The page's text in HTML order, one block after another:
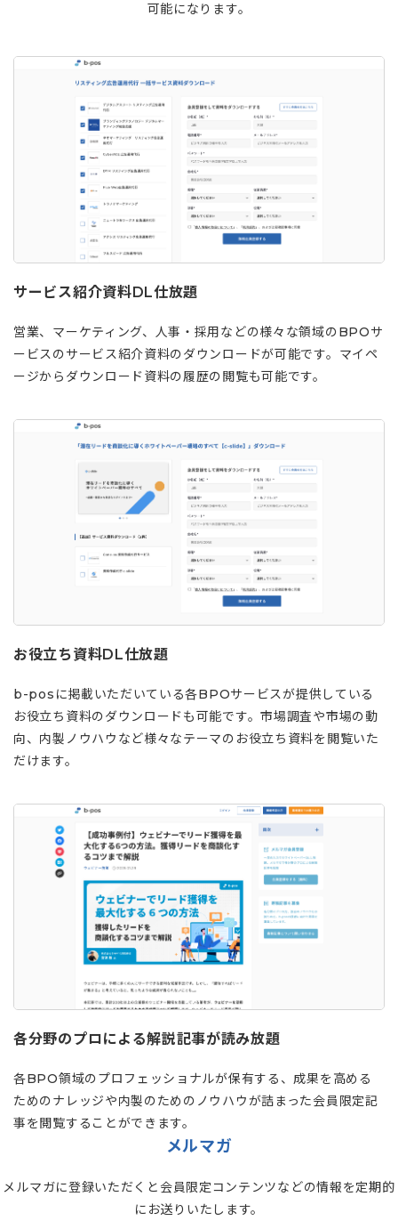
可能になります。
サービス紹介資料DL仕放題
営業、マーケティング、人事・採用などの様々な領域のBPOサ
ービスのサービス紹介資料のダウンロードが可能です。マイペ
ージからダウンロード資料の履歴の閲覧も可能です。
お役立ち資料DL仕放題
b-posに掲載いただいている各BPOサービスが提供している
お役立ち資料のダウンロードも可能です。市場調査や市場の動
向、内製ノウハウなど様々なテーマのお役立ち資料を閲覧いた
だけます。
各分野のプロによる解説記事が読み放題
各BPO領域のプロフェッショナルが保有する、成果を高める
ためのナレッジや内製のためのノウハウが詰まった会員限定記
事を閲覧することができます。
メルマガ
メルマガに登録いただくと会員限定コンテンツなどの情報を定期的
にお送りいたします。